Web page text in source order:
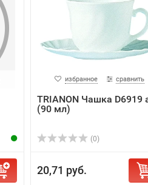
избранное сравнить
TRIANON Чашка D6919
(90 мл)
(0)
20,71 руб.